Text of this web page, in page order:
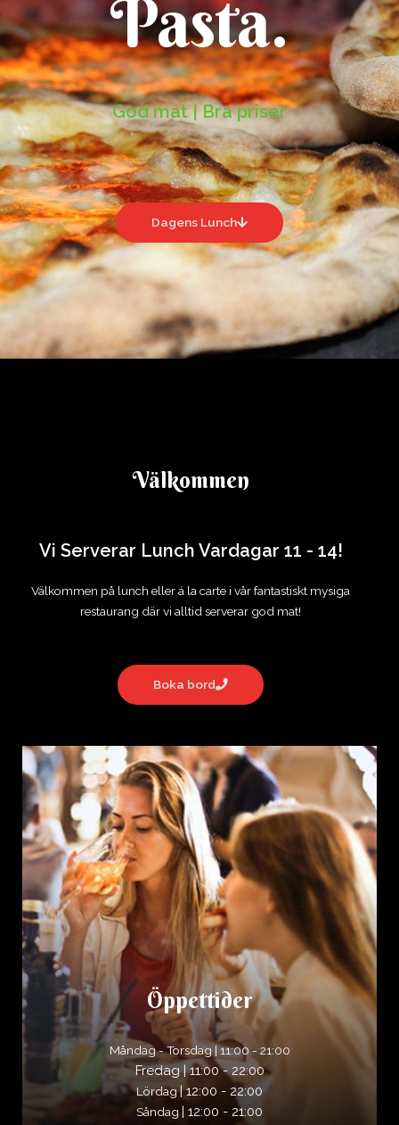
Pasta.
God mat | Bra priser
Dagens Lunch
Välkommen
Vi Serverar Lunch Vardagar 11 - 14!
Välkommen på lunch eller á la carte i vår fantastiskt mysiga
restaurang där vi alltid serverar god mat!
Boka bord
Öppettider
Måndag - Torsdag | 11:00 - 21:00
Fredag | 11:00 - 22:00
Lördag| 12:00 - 22:00
Såndag | 12:00 - 21:00